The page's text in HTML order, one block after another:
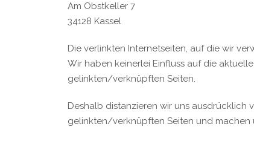
Am Obstkeller 7
34128 Kassel
Die verlinkten Internetseiten, auf die wir
Wir haben keinerlei Einfluss auf die
gelinkten/verknüpften Seiten.
Deshalb distanzieren wir uns
gelinkten/verknüpften Seiten und machen